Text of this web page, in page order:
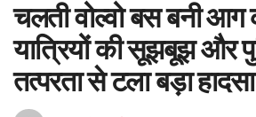
चलती वोल्वो बस बनी आग
यात्रियों की सूझबूझ और
तत्परता से टला बड़ा हादसा